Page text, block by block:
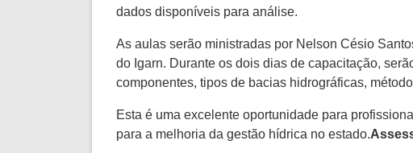
dados disponíveis para análise.
As aulas serão ministradas por Nelson Césio
do Igarn. Durante os dois dias de capacitação,
componentes, tipos de bacias hidrográficas,
Esta é uma excelente oportunidade para
para a melhoria da gestão hídrica no estado.